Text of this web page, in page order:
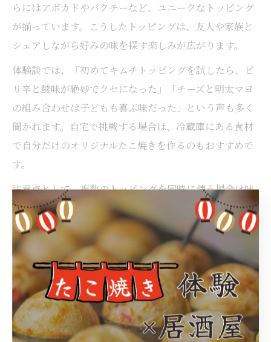
らにはアボカドやパクチーなど、ユニークなトッピング
が揃っています。こうしたトッピングは、友人や家族と
シェアしながら好みの味を探す楽しみが広がります。
体験談では、「初めてキムチトッピングを試したら、ピ
リ辛と酸味が絶妙でクセになった」「チーズと明太マヨ
の組み合わせは子どもも喜ぶ味だった」という声も多く
聞かれます。自宅で挑戦する場合は、冷蔵庫にある食材
で自分だけのオリジナルたこ焼きを作るのもおすすめで
す。
注意点として、複数のトッピングを同時に使う場合は味
のバランスを考え、まずはシンプルな組み合わせから始
めると失敗が少なくなります。新しい味との出会いを楽
しみながら、千葉市のたこ焼き文化の奥深さを体感して
ください。
たこ焼き好き必見の千葉市アレンジ術